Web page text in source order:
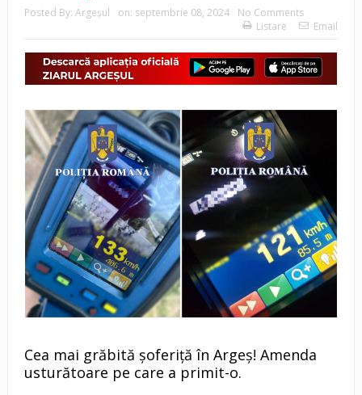
Posted By: Argeşul on: septembrie 08, 2024
No Comments
Listare
Email
Cea mai grăbită șoferiță în Argeș! Amenda
usturătoare pe care a primit-o.